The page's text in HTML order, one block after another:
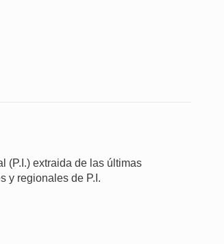
(P.I.) extraida de las últimas
y regionales de P.I.